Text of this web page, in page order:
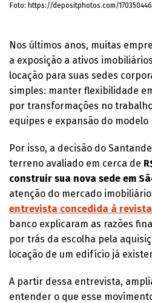
Foto: https://depositphotos.com/170350446
Nos últimos anos, muitas
a exposição a ativos
locação para suas sedes
simples: manter flexibilidade
por transformações no
equipes e expansão do
Por isso, a decisão do
terreno avaliado em cerca de
construir sua nova sede em
atenção do mercado
entrevista concedida à revista
banco explicaram as razões
por trás da escolha pela
locação de um edifício já
A partir dessa entrevista,
entender o que esse